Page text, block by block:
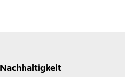
Nachhaltigkeit